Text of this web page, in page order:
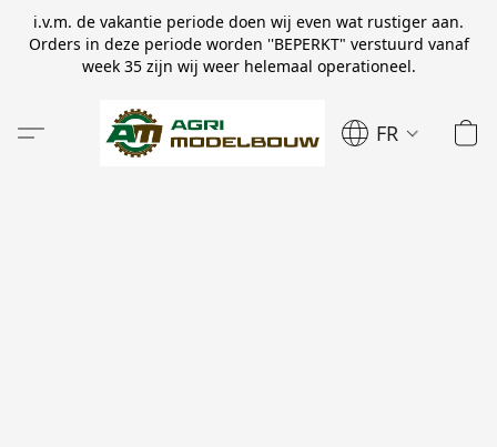
i.v.m. de vakantie periode doen wij even wat rustiger aan.
Orders in deze periode worden ''BEPERKT" verstuurd vanaf
week 35 zijn wij weer helemaal operationeel.
FR